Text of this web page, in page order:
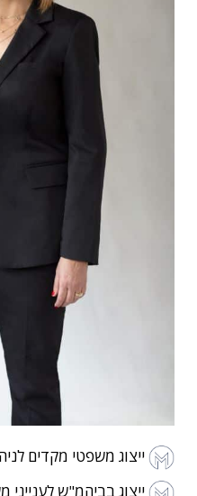
ייצוג משפטי מקדים
ייצוג בביהמ"ש